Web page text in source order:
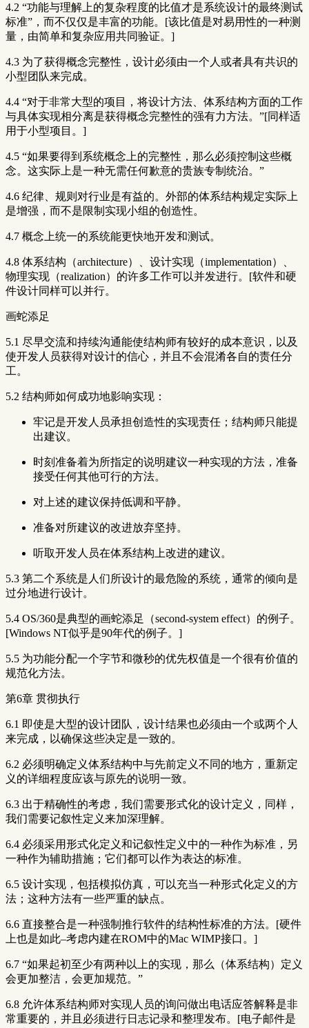
4.2 “功能与理解上的复杂程度的比值才是系统设计的最终测试
标准”，而不仅仅是丰富的功能。[该比值是对易用性的一种测
量，由简单和复杂应用共同验证。]
4.3 为了获得概念完整性，设计必须由一个人或者具有共识的
小型团队来完成。
4.4 “对于非常大型的项目，将设计方法、体系结构方面的工作
与具体实现相分离是获得概念完整性的强有力方法。”[同样适
用于小型项目。]
4.5 “如果要得到系统概念上的完整性，那么必须控制这些概
念。这实际上是一种无需任何歉意的贵族专制统治。”
4.6 纪律、规则对行业是有益的。外部的体系结构规定实际上
是增强，而不是限制实现小组的创造性。
4.7 概念上统一的系统能更快地开发和测试。
4.8 体系结构（architecture）、设计实现（implementation）、
物理实现（realization）的许多工作可以并发进行。[软件和硬
件设计同样可以并行。
画蛇添足
5.1 尽早交流和持续沟通能使结构师有较好的成本意识，以及
使开发人员获得对设计的信心，并且不会混淆各自的责任分
工。
5.2 结构师如何成功地影响实现：
牢记是开发人员承担创造性的实现责任；结构师只能提
出建议。
时刻准备着为所指定的说明建议一种实现的方法，准备
接受任何其他可行的方法。
对上述的建议保持低调和平静。
准备对所建议的改进放弃坚持。
听取开发人员在体系结构上改进的建议。
5.3 第二个系统是人们所设计的最危险的系统，通常的倾向是
过分地进行设计。
5.4 OS/360是典型的画蛇添足（second-system effect）的例子。
[Windows NT似乎是90年代的例子。]
5.5 为功能分配一个字节和微秒的优先权值是一个很有价值的
规范化方法。
第6章 贯彻执行
6.1 即使是大型的设计团队，设计结果也必须由一个或两个人
来完成，以确保这些决定是一致的。
6.2 必须明确定义体系结构中与先前定义不同的地方，重新定
义的详细程度应该与原先的说明一致。
6.3 出于精确性的考虑，我们需要形式化的设计定义，同样，
我们需要记叙性定义来加深理解。
6.4 必须采用形式化定义和记叙性定义中的一种作为标准，另
一种作为辅助措施；它们都可以作为表达的标准。
6.5 设计实现，包括模拟仿真，可以充当一种形式化定义的方
法；这种方法有一些严重的缺点。
6.6 直接整合是一种强制推行软件的结构性标准的方法。[硬件
上也是如此–考虑内建在ROM中的Mac WIMP接口。]
6.7 “如果起初至少有两种以上的实现，那么（体系结构）定义
会更加整洁，会更加规范。”
6.8 允许体系结构师对实现人员的询问做出电话应答解释是非
常重要的，并且必须进行日志记录和整理发布。[电子邮件是